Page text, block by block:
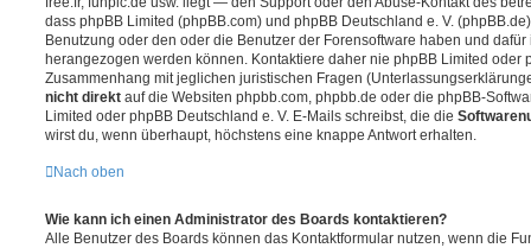
dass phpBB Limited (phpBB.com) und phpBB Deutschland e. V.
Benutzung oder den oder die Benutzer der Forensoftware haben und
herangezogen werden können. Kontaktiere daher nie phpBB Limited oder
Zusammenhang mit jeglichen juristischen Fragen
nicht direkt auf die Websiten phpbb.com, phpbb.de oder die phpBB-
Limited oder phpBB Deutschland e. V. E-Mails schreibst, die die
wirst du, wenn überhaupt, höchstens eine knappe Antwort erhalten.
Nach oben
Wie kann ich einen Administrator des Boards kontaktieren?
Alle Benutzer des Boards können das Kontaktformular nutzen, wenn die